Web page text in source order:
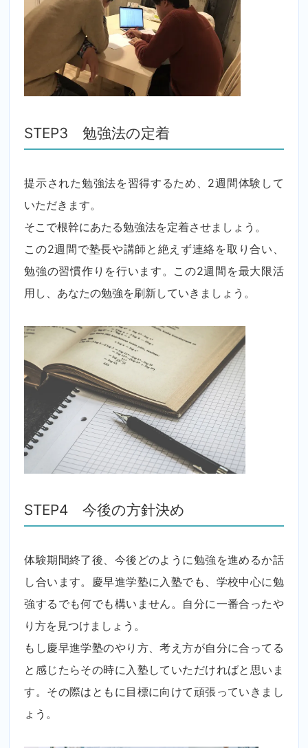
STEP3 勉強法の定着
提示された勉強法を習得するため、2週間体験して
いただきます。
そこで根幹にあたる勉強法を定着させましょう。
この2週間で塾長や講師と絶えず連絡を取り合い、
勉強の習慣作りを行います。この2週間を最大限活
用し、あなたの勉強を刷新していきましょう。
STEP4 今後の方針決め
体験期間終了後、今後どのように勉強を進めるか話
し合います。慶早進学塾に入塾でも、学校中心に勉
強するでも何でも構いません。自分に一番合ったや
り方を見つけましょう。
もし慶早進学塾のやり方、考え方が自分に合ってる
と感じたらその時に入塾していただければと思いま
す。その際はともに目標に向けて頑張っていきまし
ょう。